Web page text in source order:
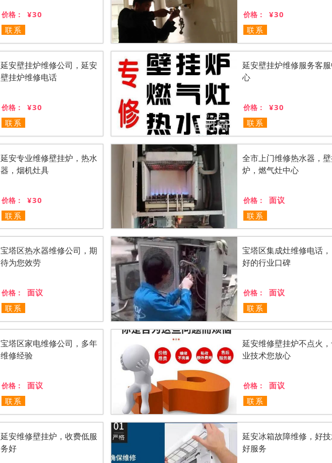
价格：
¥30
联系
价格：
¥30
联系
延安壁挂炉维修公司，延安
壁挂炉维修电话
价格：
¥30
联系
延安壁挂炉维修服务客
心
价格：
¥30
联系
延安专业维修壁挂炉，热水
器，烟机灶具
价格：
¥30
联系
全市上门维修热水器，
炉，燃气灶中心
价格：
面议
联系
宝塔区热水器维修公司，期
待为您效劳
价格：
面议
联系
宝塔区集成灶维修电话
好的行业口碑
价格：
面议
联系
宝塔区家电维修公司，多年
维修经验
价格：
面议
联系
延安维修壁挂炉不点火
业技术您放心
价格：
面议
联系
延安维修壁挂炉，收费低服
务好
延安冰箱故障维修，好
好服务